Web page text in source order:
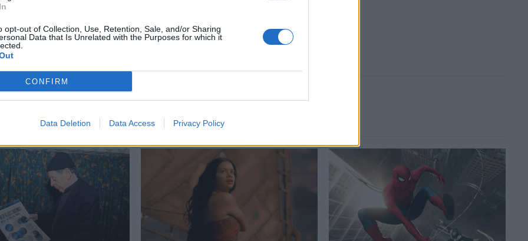
opt-out of Collection, Use, Retention, Sale, and/or Sharing
Data that Is Unrelated with the Purposes for which it
CONFIRM
Data Deletion Data Access Privacy Policy
,κολεξιόν Pharrell Williams
Δείτε επίσης